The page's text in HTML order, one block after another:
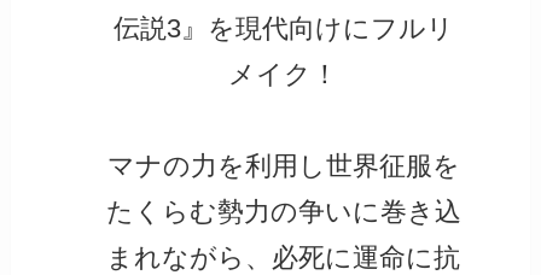
伝説3』を現代向けにフルリ
メイク！
マナの力を利用し世界征服を
たくらむ勢力の争いに巻き込
まれながら、必死に運命に抗